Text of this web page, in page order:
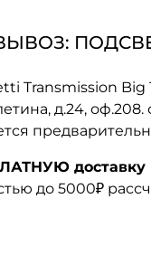
Transmission Big
д.24,
доставку
до 5000₽